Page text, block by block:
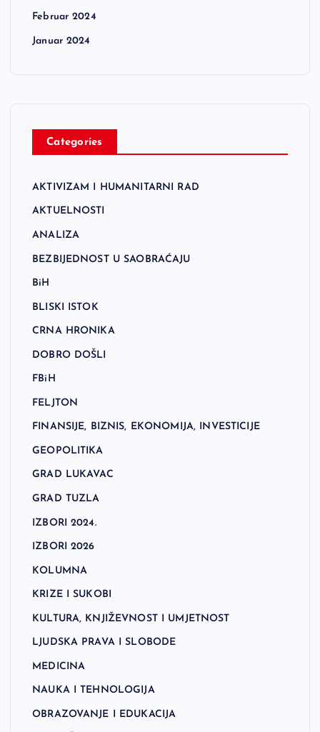
Februar 2024
Januar 2024
Categories
AKTIVIZAM I HUMANITARNI RAD
AKTUELNOSTI
ANALIZA
BEZBIJEDNOST U SAOBRAĆAJU
BiH
BLISKI ISTOK
CRNA HRONIKA
DOBRO DOŠLI
FBiH
FELJTON
FINANSIJE, BIZNIS, EKONOMIJA, INVESTICIJE
GEOPOLITIKA
GRAD LUKAVAC
GRAD TUZLA
IZBORI 2024.
IZBORI 2026
KOLUMNA
KRIZE I SUKOBI
KULTURA, KNJIŽEVNOST I UMJETNOST
LJUDSKA PRAVA I SLOBODE
MEDICINA
NAUKA I TEHNOLOGIJA
OBRAZOVANJE I EDUKACIJA